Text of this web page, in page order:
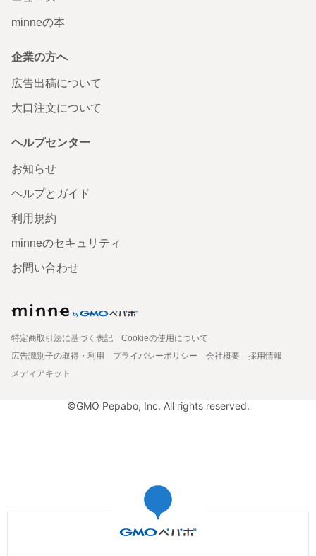
minneの本
企業の方へ
広告出稿について
大口注文について
ヘルプセンター
お知らせ
ヘルプとガイド
利用規約
minneのセキュリティ
お問い合わせ
特定商取引法に基づく表記
Cookieの使用について
広告識別子の取得・利用
プライバシーポリシー 会社概要
採用情報
メディアキット
©GMO Pepabo, Inc. All rights reserved.